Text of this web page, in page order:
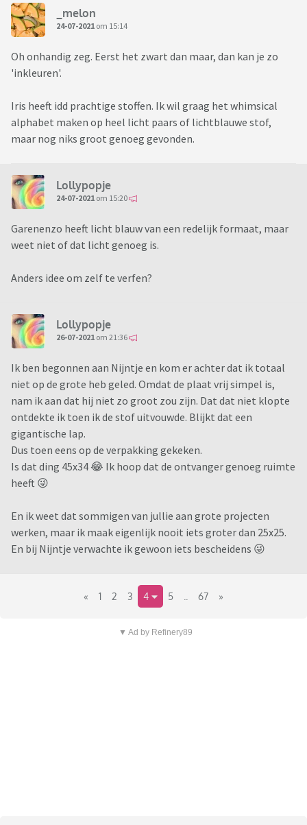
_melon
24-07-2021 om 15:14
Oh onhandig zeg. Eerst het zwart dan maar, dan kan je zo
'inkleuren'.
Iris heeft idd prachtige stoffen. Ik wil graag het whimsical
alphabet maken op heel licht paars of lichtblauwe stof,
maar nog niks groot genoeg gevonden.
Lollypopje
24-07-2021 om 15:20
Garenenzo heeft licht blauw van een redelijk formaat, maar
weet niet of dat licht genoeg is.
Anders idee om zelf te verfen?
Lollypopje
26-07-2021 om 21:36
Ik ben begonnen aan Nijntje en kom er achter dat ik totaal
niet op de grote heb geled. Omdat de plaat vrij simpel is,
nam ik aan dat hij niet zo groot zou zijn. Dat dat niet klopte
ontdekte ik toen ik de stof uitvouwde. Blijkt dat een
gigantische lap.
Dus toen eens op de verpakking gekeken.
Is dat ding 45x34 😂 Ik hoop dat de ontvanger genoeg ruimte
heeft 😜
En ik weet dat sommigen van jullie aan grote projecten
werken, maar ik maak eigenlijk nooit iets groter dan 25x25.
En bij Nijntje verwachte ik gewoon iets bescheidens 😜
« 1 2 3 4 5 67 »
▼ Ad by Refinery89